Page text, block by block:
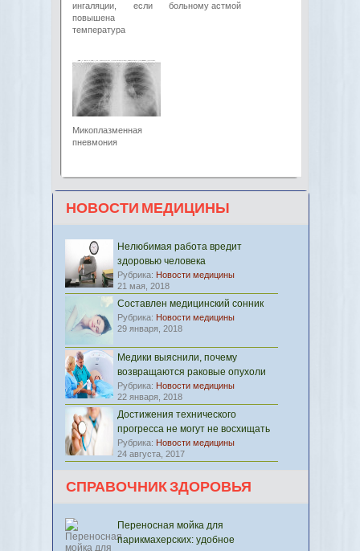
ингаляции, если
повышена
температура
больному астмой
Микоплазменная
пневмония
НОВОСТИ МЕДИЦИНЫ
Нелюбимая работа вредит
здоровью человека
Рубрика: Новости медицины
21 мая, 2018
Составлен медицинский сонник
Рубрика: Новости медицины
29 января, 2018
Медики выяснили, почему
возвращаются раковые опухоли
Рубрика: Новости медицины
22 января, 2018
Достижения технического
прогресса не могут не восхищать
Рубрика: Новости медицины
24 августа, 2017
СПРАВОЧНИК ЗДОРОВЬЯ
Переносная мойка для
парикмахерских: удобное